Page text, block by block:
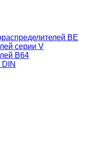
ВЕ
серии V
В64